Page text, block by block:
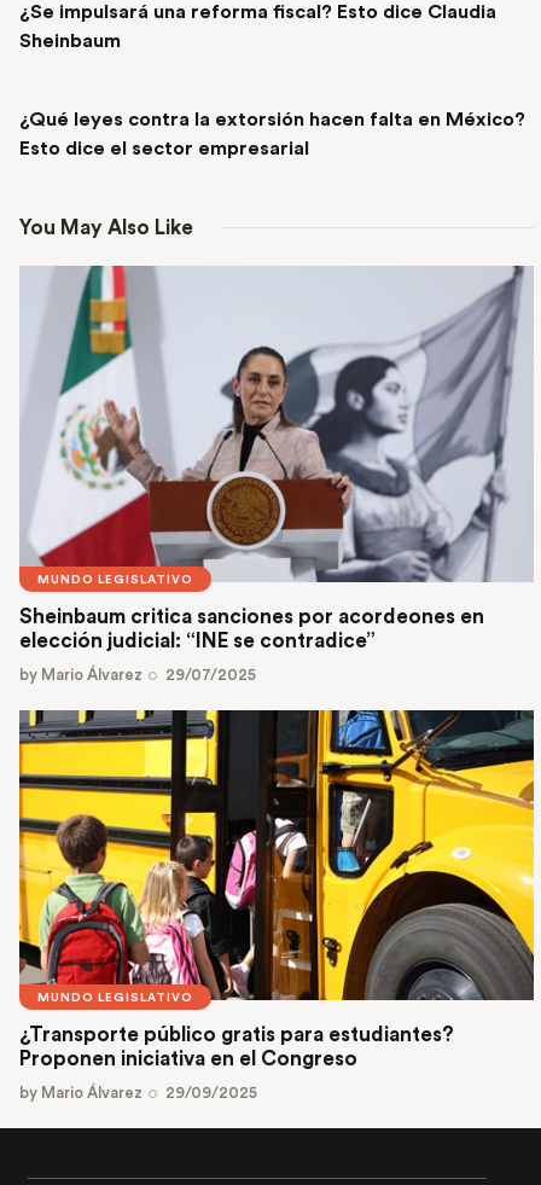
¿Se impulsará una reforma fiscal? Esto dice Claudia
Sheinbaum
¿Qué leyes contra la extorsión hacen falta en México?
Esto dice el sector empresarial
You May Also Like
MUNDO LEGISLATIVO
Sheinbaum critica sanciones por acordeones en
elección judicial: “INE se contradice”
by Mario Álvarez 29/07/2025
MUNDO LEGISLATIVO
¿Transporte público gratis para estudiantes?
Proponen iniciativa en el Congreso
by Mario Álvarez 29/09/2025